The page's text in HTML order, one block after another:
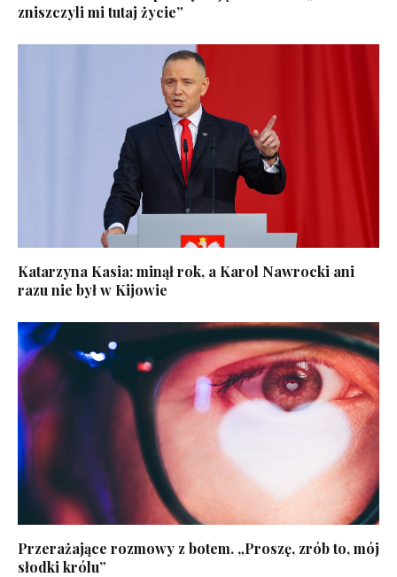
zniszczyli mi tutaj życie”
Katarzyna Kasia: minął rok, a Karol Nawrocki ani
razu nie był w Kijowie
Przerażające rozmowy z botem. „Proszę, zrób to, mój
słodki królu”